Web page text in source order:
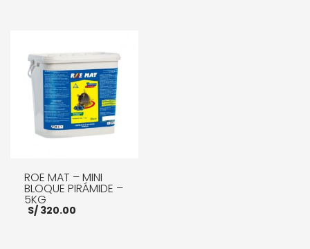
ROE MAT – MINI
BLOQUE PIRÁMIDE –
5KG
S/ 320.00